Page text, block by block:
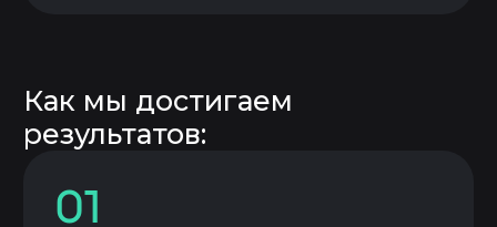
Повышаем культуру производства за счет
стандартам Бережливого производства